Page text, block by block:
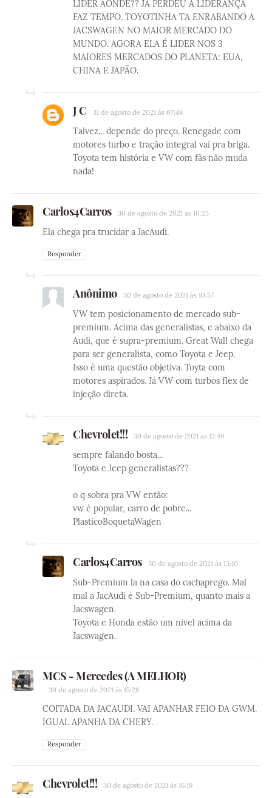
LIDER AONDE?? JÁ PERDEU A LIDERANÇA
FAZ TEMPO. TOYOTINHA TA ENRABANDO A
JACSWAGEN NO MAIOR MERCADO DO
MUNDO. AGORA ELA É LIDER NOS 3
MAIORES MERCADOS DO PLANETA: EUA,
CHINA E JAPÃO.
J C 31 de agosto de 2021 às 07:48
Talvez... depende do preço. Renegade com
motores turbo e tração integral vai pra briga.
Toyota tem história e VW com fãs não muda
nada!
Carlos4Carros 30 de agosto de 2021 às 10:25
Ela chega pra trucidar a JacAudi.
Responder
Anônimo 30 de agosto de 2021 às 10:57
VW tem posicionamento de mercado sub-
premium. Acima das generalistas, e abaixo da
Audi, que é supra-premium. Great Wall chega
para ser generalista, como Toyota e Jeep.
Isso é uma questão objetiva. Toyta com
motores aspirados. Já VW com turbos flex de
injeção direta.
Chevrolet!!! 30 de agosto de 2021 às 12:49
sempre falando bosta...
Toyota e Jeep generalistas???
o q sobra pra VW então:
vw é popular, carro de pobre...
PlasticoBoquetaWagen
Carlos4Carros 30 de agosto de 2021 às 13:10
Sub-Premium la na casa do cachaprego. Mal
mal a JacAudi é Sub-Premium, quanto mais a
Jacswagen.
Toyota e Honda estão um nivel acima da
Jacswagen.
MCS - Mercedes (A MELHOR)
30 de agosto de 2021 às 15:28
COITADA DA JACAUDI. VAI APANHAR FEIO DA GWM.
IGUAL APANHA DA CHERY.
Responder
Chevrolet!!! 30 de agosto de 2021 às 16:19